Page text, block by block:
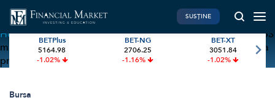
Home»ROCA Industry raportează CA cumulată de peste 553
mil. lei în 2023 și anunță admiterea la tranzacționare pe piața
principală BVB începând cu 11 martie
PIATA DE CAPITAL
Investiții
FINANTE PERSONALE
SUSȚINE
BETPlus
5164.98
-1.02%
BET-NG
2706.25
-1.16%
BET-XT
3051.84
-1.02%
Bursa